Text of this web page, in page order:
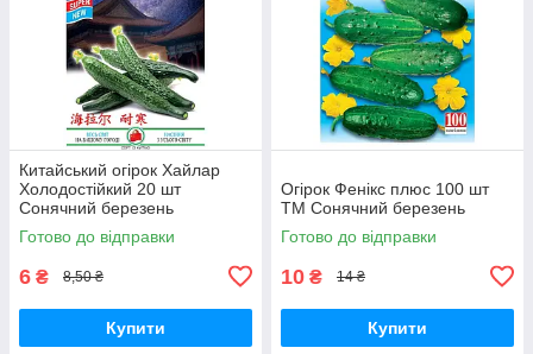
Китайський огірок Хайлар
Холодостійкий 20 шт
Сонячний березень
Готово до відправки
6 ₴ 8,50 ₴
Купити
Огірок Фенікс плюс 100 шт
ТМ Сонячний березень
Готово до відправки
10 ₴ 14 ₴
Купити